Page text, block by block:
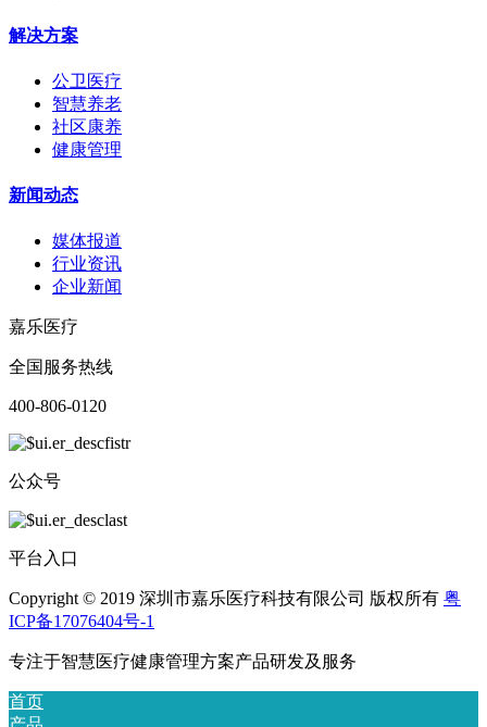
解决方案
公卫医疗
智慧养老
社区康养
健康管理
新闻动态
媒体报道
行业资讯
企业新闻
嘉乐医疗
全国服务热线
400-806-0120
公众号
平台入口
Copyright © 2019 深圳市嘉乐医疗科技有限公司 版权所有 粤
ICP备17076404号-1
专注于智慧医疗健康管理方案产品研发及服务
首页